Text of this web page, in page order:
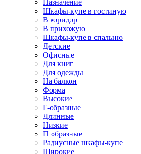
Назначение
Шкафы-купе в гостиную
В коридор
В прихожую
Шкафы-купе в спальню
Детские
Офисные
Для книг
Для одежды
На балкон
Форма
Высокие
Г-образные
Длинные
Низкие
П-образные
Радиусные шкафы-купе
Широкие